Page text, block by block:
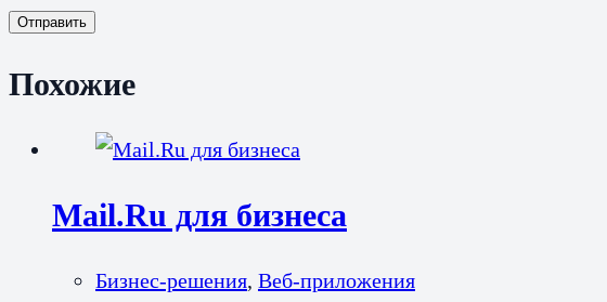
Отправить
Похожие
Mail.Ru для бизнеса
Бизнес-решения, Веб-приложения